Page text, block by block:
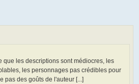
que les descriptions sont médiocres, les
les personnages pas crédibles pour
pas des goûts de l'auteur [...]